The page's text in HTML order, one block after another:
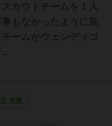
カウトチームを１人
もなかったように装
ームがウェンディゴ
充実